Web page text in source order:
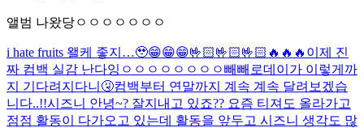
앨범 나왔당ㅇㅇㅇㅇㅇㅇㅇ
i hate fruits 왤케 좋지…🥹😁😁😁🤟🏻🤟🏻🤟🏻🔥🔥🔥 이제 진
짜 컴백 실감 난다잉ㅇㅇㅇㅇㅇㅇㅇㅇ빼빼로데이가 이렇게까
지 기다려지다니🤧컴백부터 연말까지 계속 계속 달려보겠습
니다..!!시즈니 안녕~? 잘지내고 있죠?? 요즘 티져도 올라가고
점점 활동이 다가오고 있는데 활동을 앞두고 시즈니 생각도 많